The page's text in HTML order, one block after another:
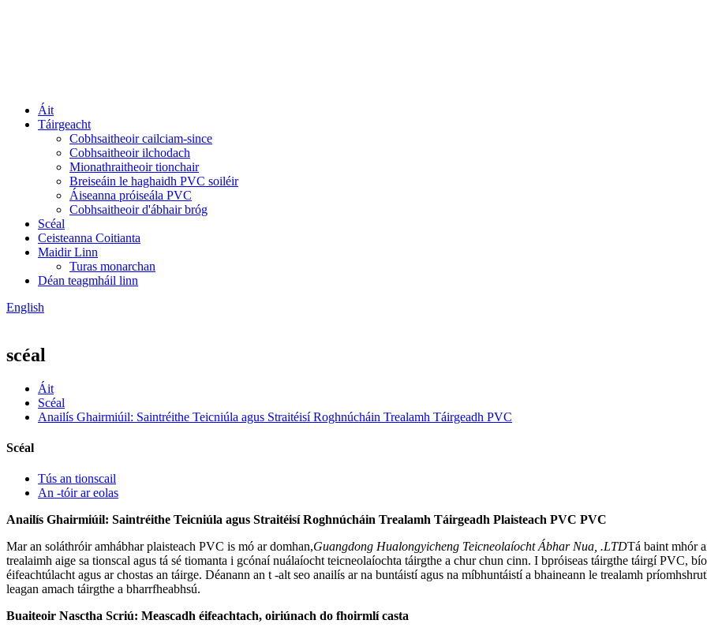
Áit
Táirgeacht
Cobhsaitheoir cailciam-since
Cobhsaitheoir ilchodach
Mionathraitheoir tionchair
Breiseáin le haghaidh PVC soiléir
Áiseanna próiseála PVC
Cobhsaitheoir d'ábhair bróg
Scéal
Ceisteanna Coitianta
Maidir Linn
Turas monarchan
Déan teagmháil linn
English
scéal
Áit
Scéal
Anailís Ghairmiúil: Saintréithe Teicniúla agus Straitéisí Roghnúcháin Trealamh Táirgeadh PVC
Scéal
Tús an tionscail
An -tóir ar eolas
Anailís Ghairmiúil: Saintréithe Teicniúla agus Straitéisí Roghnúcháin Trealamh Táirgeadh Plaisteach PVC PVC
Mar an soláthróir amhábhar plaisteach PVC is mó ar domhan,Guangdong Hualongyicheng Teicneolaíocht Ábhar Nua, .LTDTá baint mhór
trealaimh aige sa tionscal agus tá sé tiomanta i gcónaí nuálaíocht teicneolaíochta táirgthe a chur chun cinn. I bpróiseas táirgthe táirgí PVC,
éifeachtúlacht agus ar chostas an táirge. Déanann an t -alt seo anailís ar na buntáistí agus na míbhuntáistí a bhaineann le trealamh
leagan amach táirgthe a bharrfheabhsú.
Buaiteoir Nasctha Scriú: Meascadh éifeachtach, oiriúnach do fhoirmlí casta